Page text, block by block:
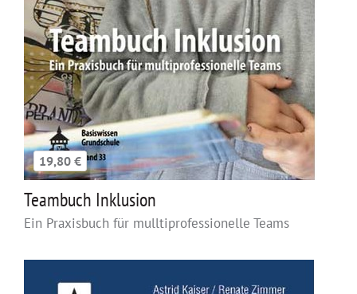
19,80 €
Teambuch Inklusion
Ein Praxisbuch für mulltiprofessionelle Teams